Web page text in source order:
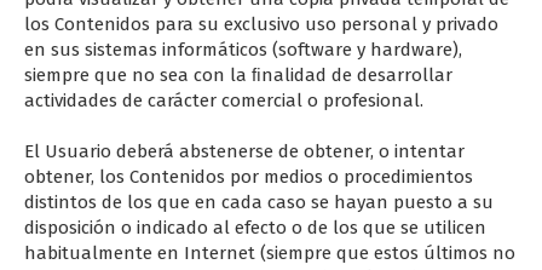
los Contenidos para su exclusivo uso personal y privado
en sus sistemas informáticos (software y hardware),
siempre que no sea con la ﬁnalidad de desarrollar
actividades de carácter comercial o profesional.
El Usuario deberá abstenerse de obtener, o intentar
obtener, los Contenidos por medios o procedimientos
distintos de los que en cada caso se hayan puesto a su
disposición o indicado al efecto o de los que se utilicen
habitualmente en Internet (siempre que estos últimos no